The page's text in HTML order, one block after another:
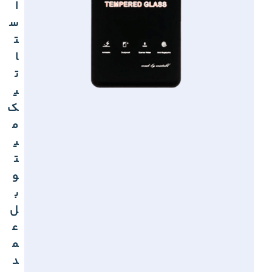
ا
س
ت
ا
ت
ی
ک
م
ی
ت
و
ب
ل
ع
م
د